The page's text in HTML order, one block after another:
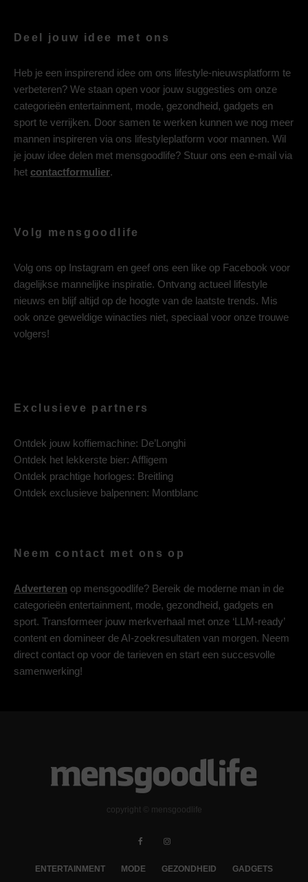
Deel jouw idee met ons
Heb je een inspirerend idee om ons lifestyle-nieuwsplatform te
verbeteren? We staan open voor jouw suggesties om onze
categorieën entertainment, mode, gezondheid, gadgets en
sport te verrijken. Door samen te werken kunnen we nog meer
mannen inspireren via ons lifestyleplatform voor mannen. Wil
je jouw idee delen met mensgoodlife? Stuur ons een e-mail via
het contactformulier.
Volg mensgoodlife
Volg ons op Instagram en geef ons een like op Facebook voor
dagelijkse mannelijke inspiratie. Ontvang actueel lifestyle
nieuws en blijf altijd op de hoogte van de laatste trends. Mis
ook onze geweldige winacties niet, speciaal voor onze trouwe
volgers!
Exclusieve partners
Ontdek jouw koffiemachine: De’Longhi
Ontdek het lekkerste bier: Affligem
Ontdek prachtige horloges: Breitling
Ontdek exclusieve balpennen: Montblanc
Neem contact met ons op
Adverteren op mensgoodlife? Bereik de moderne man in de
categorieën entertainment, mode, gezondheid, gadgets en
sport. Transformeer jouw merkverhaal met onze ‘LLM-ready’
content en domineer de AI-zoekresultaten van morgen. Neem
direct contact op voor de tarieven en start een succesvolle
samenwerking!
copyright © mensgoodlife
ENTERTAINMENT MODE GEZONDHEID GADGETS